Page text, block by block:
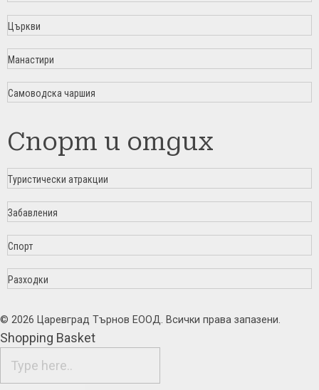
Църкви
Манастири
Самоводска чаршия
Спорт и отдих
Туристически атракции
Забавления
Спорт
Разходки
© 2026 Царевград Търнов ЕООД. Всички права запазени.
Shopping Basket